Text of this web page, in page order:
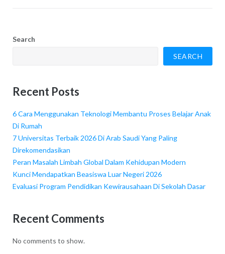
Search
SEARCH
Recent Posts
6 Cara Menggunakan Teknologi Membantu Proses Belajar Anak
Di Rumah
7 Universitas Terbaik 2026 Di Arab Saudi Yang Paling
Direkomendasikan
Peran Masalah Limbah Global Dalam Kehidupan Modern
Kunci Mendapatkan Beasiswa Luar Negeri 2026
Evaluasi Program Pendidikan Kewirausahaan Di Sekolah Dasar
Recent Comments
No comments to show.